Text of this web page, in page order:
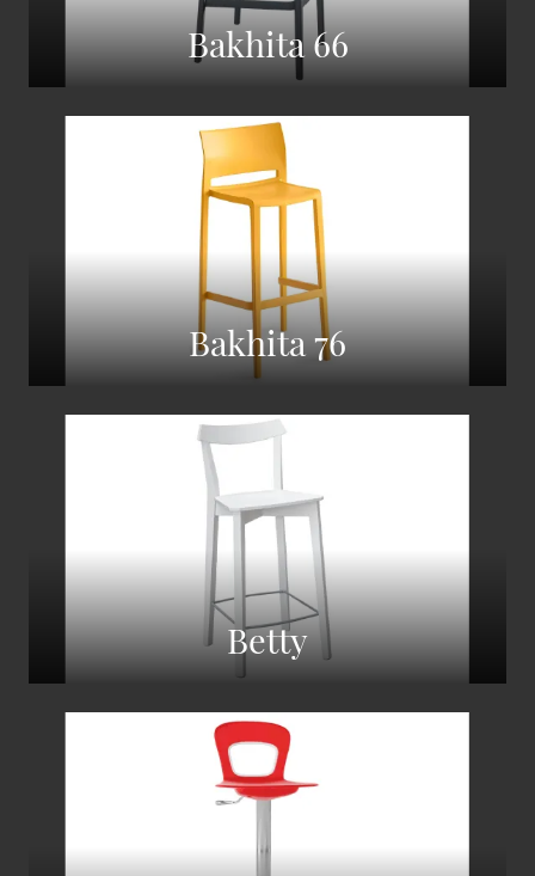
Bakhita 66
Bakhita 76
Betty